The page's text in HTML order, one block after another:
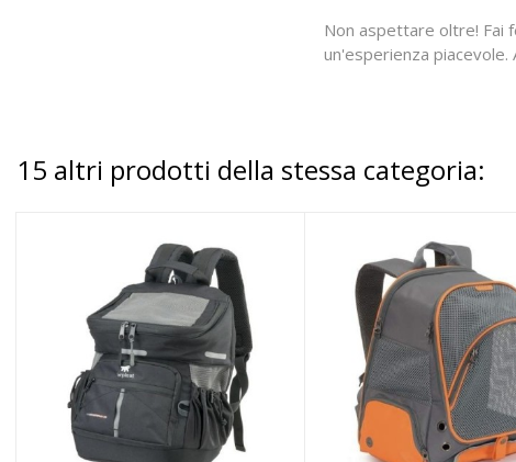
Non aspettare oltre! Fai
un'esperienza
15 altri prodotti della stessa categoria: